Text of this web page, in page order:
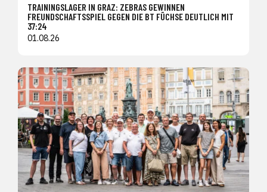
TRAININGSLAGER IN GRAZ: ZEBRAS GEWINNEN
FREUNDSCHAFTSSPIEL GEGEN DIE BT FÜCHSE DEUTLICH MIT
37:24
01.08.26